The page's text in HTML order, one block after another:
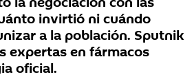
invirtió ni cuándo
a la población. Sputnik
expertas en fármacos
oficial.